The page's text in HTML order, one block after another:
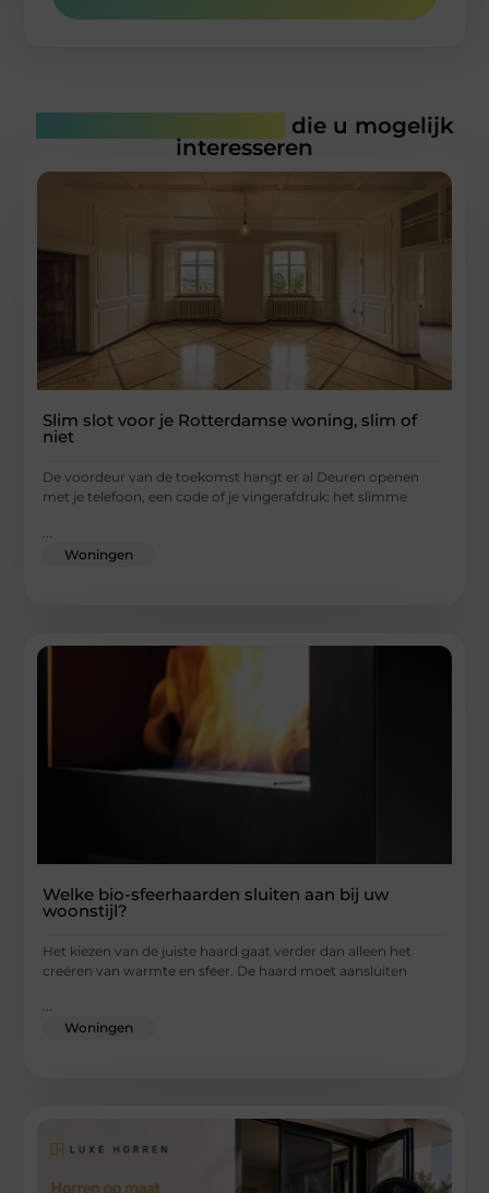
die u mogelijk
interesseren
Slim slot voor je Rotterdamse woning, slim of
niet
De voordeur van de toekomst hangt er al Deuren openen
met je telefoon, een code of je vingerafdruk: het slimme
Woningen
Welke bio-sfeerhaarden sluiten aan bij uw
woonstijl?
Het kiezen van de juiste haard gaat verder dan alleen het
creëren van warmte en sfeer. De haard moet aansluiten
...
Woningen